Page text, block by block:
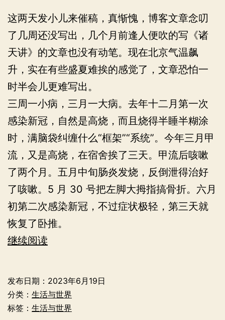
这两天发小儿来催稿，真惭愧，博客文章念叨
了几周还没写出，几个月前逢人便吹的写《诸
天讲》的文章也没有动笔。现在北京气温飙
升，实在有些盛夏难挨的感觉了，文章恐怕一
时半会儿更难写出。
三周一小病，三月一大病。去年十二月第一次
感染新冠，自然是高烧，而且烧得半睡半糊涂
时，满脑袋纠缠什么“框架”“系统”。今年三月甲
流，又是高烧，在宿舍挨了三天。甲流后咳嗽
了两个月。五月中旬肠炎发烧，反倒泄得治好
了咳嗽。5 月 30 号把左脚大拇指搞骨折。六月
初第二次感染新冠，不过症状极轻，第三天就
恢复了卧推。
继续阅读
months
发布日期： 2023年6月19日
分类： 生活与世界
标签： 生活与世界